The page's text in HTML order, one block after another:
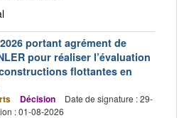
portant agrément de
pour réaliser l’évaluation
flottantes en
Décision
Date de signature : 29-
: 01-08-2026